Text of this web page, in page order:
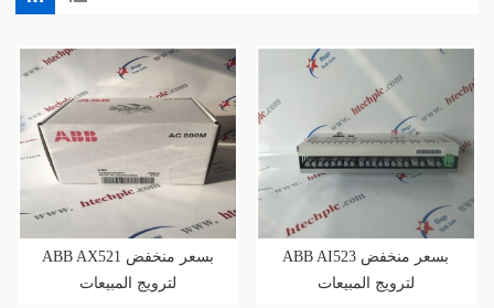
ABB AX521 بسعر منخفض
لترويج المبيعات
ABB AI523 بسعر منخفض
لترويج المبيعات